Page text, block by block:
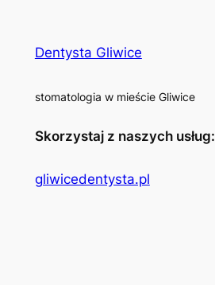
Dentysta Gliwice
stomatologia w mieście Gliwice
Skorzystaj z naszych usług:
gliwicedentysta.pl